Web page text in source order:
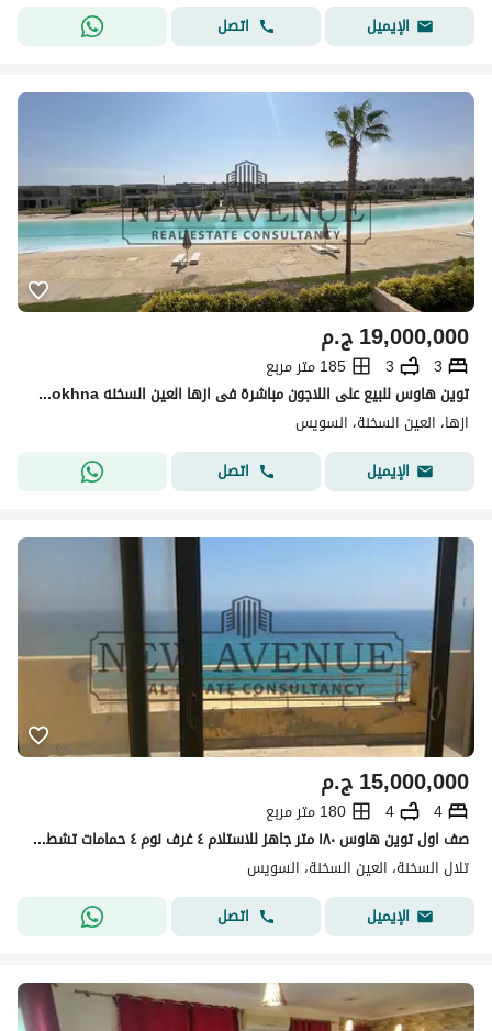
الإيميل
اتصل
ج.م19,000,000
3
3
185 متر مربع
توين هاوس للبيع على اللاجون مباشرة فى ازها العين السخنه Azha elsokhna استلام فورى
ازها، العين السخنة، السويس
الإيميل
اتصل
ج.م15,000,000
4
4
180 متر مربع
صف اول توين هاوس ١٨٠ متر جاهز للاستلام ٤ غرف نوم ٤ حمامات تشطيب كامل و مفروش في تلال السخنة
تلال السخنة، العين السخنة، السويس
الإيميل
اتصل